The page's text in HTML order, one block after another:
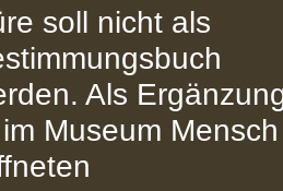
soll nicht als
Als
Museum Mensch